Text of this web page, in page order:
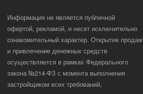
Информация не является публичной
офертой, рекламой, и несет исключительно
ознакомительный характер. Открытие продаж
и привлечение денежных средств
осуществляется в рамках Федерального
закона №214-ФЗ с момента выполнения
застройщиком всех требований,